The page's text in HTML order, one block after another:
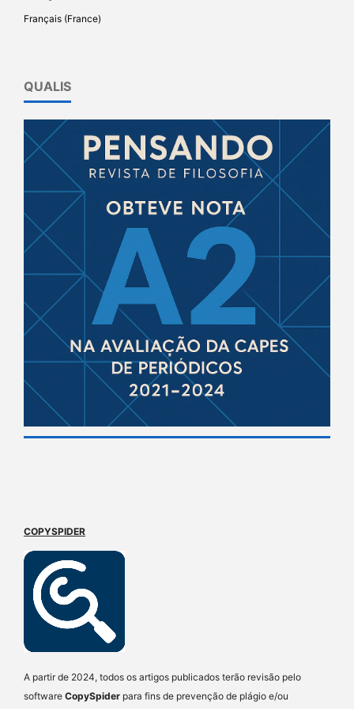
Français (France)
QUALIS
COPYSPIDER
A partir de 2024, todos os artigos publicados terão revisão pelo
software CopySpider para fins de prevenção de plágio e/ou